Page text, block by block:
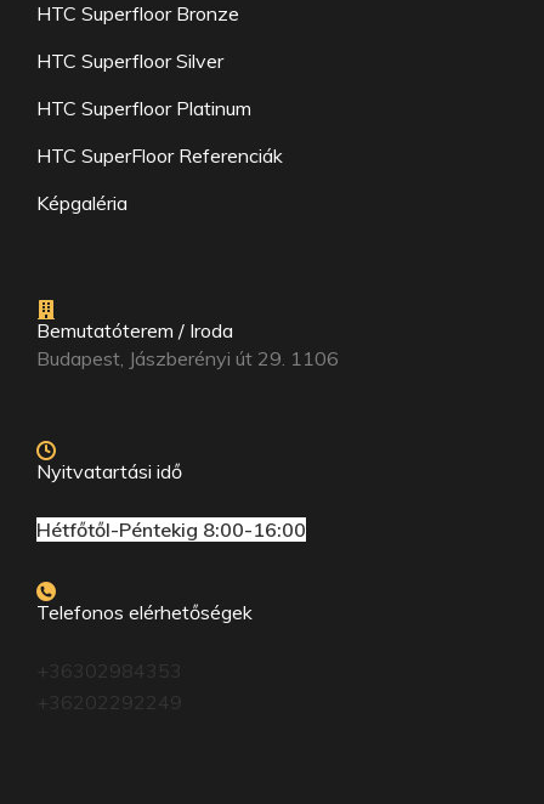
HTC Superfloor Bronze
HTC Superfloor Silver
HTC Superfloor Platinum
HTC SuperFloor Referenciák
Képgaléria
Bemutatóterem / Iroda
Budapest, Jászberényi út 29. 1106
Nyitvatartási idő
Hétfőtől-Péntekig 8:00-16:00
Telefonos elérhetőségek
+36302984353
+36202292249